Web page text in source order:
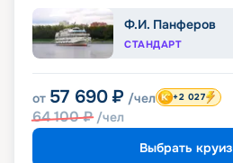
Ф.И. Панферов
СТАНДАРТ
от 57 690 ₽ /чел
64 100₽ /чел
+2 027
Выбрать круиз